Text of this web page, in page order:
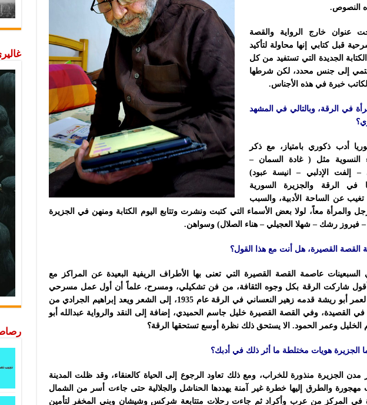
النصوص.
عنوان خارج الرواية والقصة
قبل كتابي إنها محاولة لتأكيد
الجديدة التي تستفيد من كل
تنتمي إلى جنس محدد، لكن شرطها
خبرة في هذه الأجناس.
في الرقة، وبالتالي في المشهد
أدب ذكوري بامتياز، مع ذكر
النسوية مثل ( غادة السمان –
إلفت الإدلبي – انيسة عبود)
في الرقة والجزيرة السورية
تغيب عن الساحة الأدبية، والسبب
والمرأة معاً، لولا بعض الأسماء التي كتبت ونشرت وتتابع اليوم الكتابة ومنهن في الجزيرة
– فيروز رشك – شهلا العجيلي – هناء الصلال) وسواهن.
القصة القصيرة، هل أنت مع هذا القول؟
عاصمة القصة القصيرة التي تعنى بها الأطراف الريفية البعيدة عن المراكز مع
أقول شاركت الرقة بكل وجوه الثقافة، من فن تشكيلي، ومسرح، علماً أن أول عمل مسرحي
وهو (ذي قار) لعمر أبو ريشة قدمه زهير النعساني في الرقة عام 1935، إلى الشعر ويعد إبراهيم الجرادي من
في القصيدة، وفي القصة القصيرة خليل جاسم الحميدي، إضافة إلى النقد والرواية عبدالله أبو
الخليل وعمر الحمود. الا يستحق ذلك نظرة أوسع تستحقها الرقة؟
الجزيرة هويات مختلطة ما أثر ذلك في أدبك؟
مدن الجزيرة منذورة للخراب، ومع ذلك تعاود الرجوع إلى الحياة كالعنقاء، وقد ظلت المدينة
مهجورة والطرق إليها خطرة غير آمنة يهددها الحناشل والجلالية حتى جاءت أسر من الشمال
في المركز من عرب وأكراد ثم جاءت رحلات متتابعة شركس وشيشان وبني المخفر لتأمين